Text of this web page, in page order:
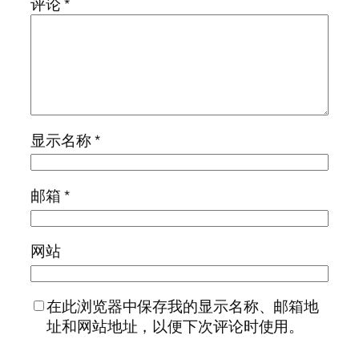
评论*
显示名称*
邮箱*
网站
在此浏览器中保存我的显示名称、邮箱地
址和网站地址，以便下次评论时使用。